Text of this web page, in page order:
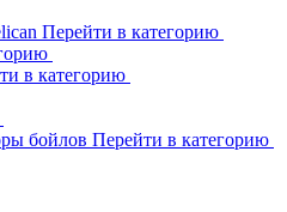
Перейти в категорию
в категорию
бойлов Перейти в категорию